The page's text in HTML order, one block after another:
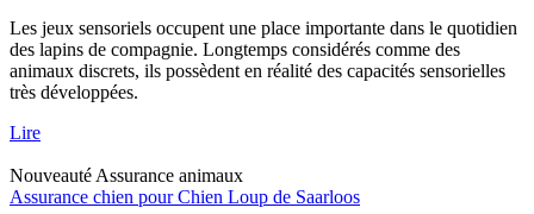
Les jeux sensoriels occupent une place importante dans le quotidien
des lapins de compagnie. Longtemps considérés comme des
animaux discrets, ils possèdent en réalité des capacités sensorielles
très développées.
Lire
Nouveauté Assurance animaux
Assurance chien pour Chien Loup de Saarloos